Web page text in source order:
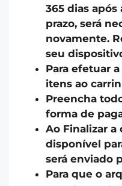
365 dias após
prazo, será
novamente.
seu
Para efetuar
itens ao
Preencha
forma de
Ao Finalizar a
disponível
será enviado
Para que o